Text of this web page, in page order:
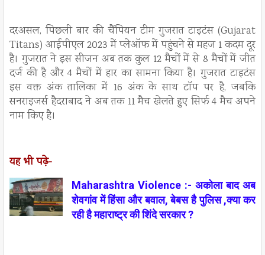
दरअसल, पिछली बार की चैंपियन टीम गुजरात टाइटंस (Gujarat
Titans) आईपीएल 2023 में प्लेऑफ में पहुंचने से महज 1 कदम दूर
है। गुजरात ने इस सीजन अब तक कुल 12 मैचों में से 8 मैचों में जीत
दर्ज की है और 4 मैचों में हार का सामना किया है। गुजरात टाइटंस
इस वक्त अंक तालिका में 16 अंक के साथ टॉप पर है, जबकि
सनराइजर्स हैदराबाद ने अब तक 11 मैच खेलते हुए सिर्फ 4 मैच अपने
नाम किए है।
यह भी पढ़े-
Maharashtra Violence :- अकोला बाद अब
शेवगांव में हिंसा और बवाल, बेबस है पुलिस ,क्या कर
रही है महाराष्ट्र की शिंदे सरकार ?